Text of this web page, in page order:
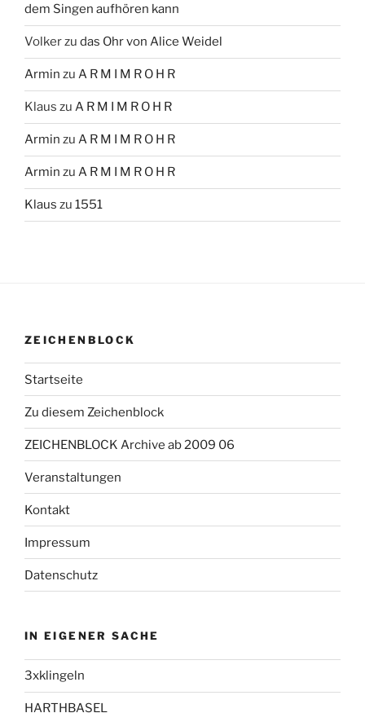
dem Singen aufhören kann
Volkerzu das Ohr von Alice Weidel
Armin zu A R M I M R O H R
Klaus zu A R M I M R O H R
Armin zu A R M I M R O H R
Armin zu A R M I M R O H R
Klaus zu 1551
ZEICHENBLOCK
Startseite
Zu diesem Zeichenblock
ZEICHENBLOCK Archive ab 2009 06
Veranstaltungen
Kontakt
Impressum
Datenschutz
IN EIGENER SACHE
3xklingeln
HARTHBASEL